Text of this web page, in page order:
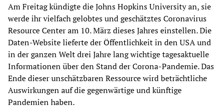
Am Freitag kündigte die Johns Hopkins University an, sie
werde ihr vielfach gelobtes und geschätztes Coronavirus
Resource Center am 10. März dieses Jahres einstellen. Die
Daten-Website lieferte der Öffentlichkeit in den USA und
in der ganzen Welt drei Jahre lang wichtige tagesaktuelle
Informationen über den Stand der Corona-Pandemie. Das
Ende dieser unschätzbaren Ressource wird beträchtliche
Auswirkungen auf die gegenwärtige und künftige
Pandemien haben.